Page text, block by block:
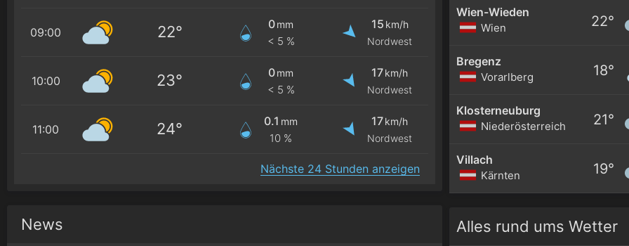
09:00 22° 0mm
< 5 %
15 km/h
Nordwest
10:00 23° 0mm
< 5 %
17km/h
Nordwest
11:00 24° 0.1 mm
10 %
17km/h
Nordwest
Nächste 24 Stunden anzeigen
News
Wien-Wieden
Wien 22°
Bregenz
Vorarlberg 18°
Klosterneuburg
Niederösterreich 21°
Villach
Kärnten 19°
Alles rund ums Wetter